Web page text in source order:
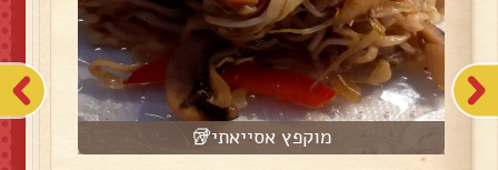
מוקפץ אסייאתי🥡